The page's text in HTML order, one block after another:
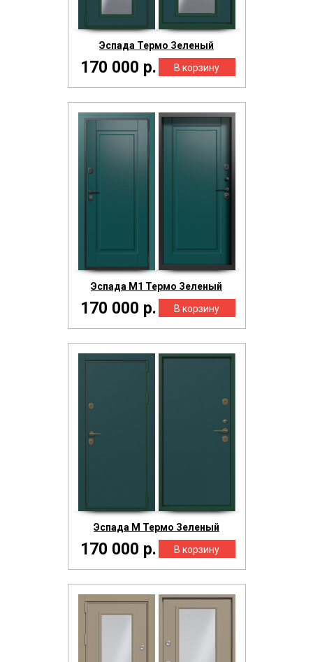
Эспада Термо Зеленый
170 000 р.
Эспада М1 Термо Зеленый
170 000 р.
Эспада М Термо Зеленый
170 000 р.